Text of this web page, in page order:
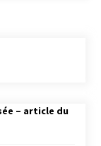
– article du